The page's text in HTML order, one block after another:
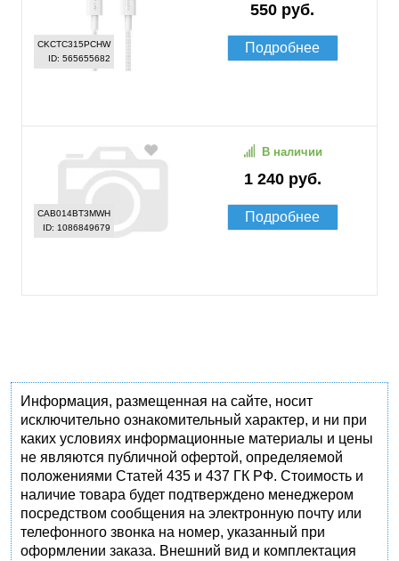
CKCTC315PCHW
ID: 565655682
550 руб.
Подробнее
CAB014BT3MWH
ID: 1086849679
1 240 руб.
В наличии
Подробнее
Информация, размещенная на сайте, носит
исключительно ознакомительный характер, и ни при
каких условиях информационные материалы и цены
не являются публичной офертой, определяемой
положениями Статей 435 и 437 ГК РФ. Стоимость и
наличие товара будет подтверждено менеджером
посредством сообщения на электронную почту или
телефонного звонка на номер, указанный при
оформлении заказа. Внешний вид и комплектация